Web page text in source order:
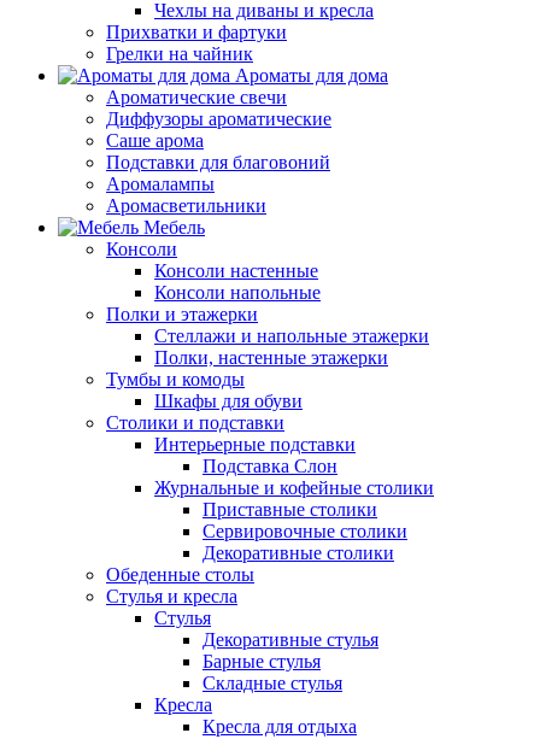
Чехлы на диваны и кресла
Прихватки и фартуки
Грелки на чайник
Ароматы для дома
Ароматические свечи
Диффузоры ароматические
Саше арома
Подставки для благовоний
Аромалампы
Аромасветильники
Мебель
Консоли
Консоли настенные
Консоли напольные
Полки и этажерки
Стеллажи и напольные этажерки
Полки, настенные этажерки
Тумбы и комоды
Шкафы для обуви
Столики и подставки
Интерьерные подставки
Подставка Слон
Журнальные и кофейные столики
Приставные столики
Сервировочные столики
Декоративные столики
Обеденные столы
Стулья и кресла
Стулья
Декоративные стулья
Барные стулья
Складные стулья
Кресла
Кресла для отдыха